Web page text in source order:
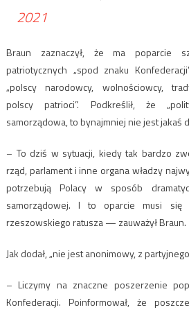
2021
Braun zaznaczył, że ma poparcie
patriotycznych „spod znaku
„polscy narodowcy, wolnościowcy,
polscy patrioci”. Podkreślił, że
samorządowa, to bynajmniej nie jest jakaś
– To dziś w sytuacji, kiedy tak bardzo
rząd, parlament i inne organa władzy
potrzebują Polacy w sposób
samorządowej. I to oparcie musi
rzeszowskiego ratusza — zauważył Braun.
Jak dodał, „nie jest anonimowy, z
– Liczymy na znaczne poszerzenie
Konfederacji. Poinformował, że